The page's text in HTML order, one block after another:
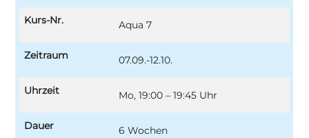
Kurs-Nr. Aqua 7
Zeitraum 07.09.-12.10.
Uhrzeit Mo, 19:00 – 19:45 Uhr
Dauer 6 Wochen